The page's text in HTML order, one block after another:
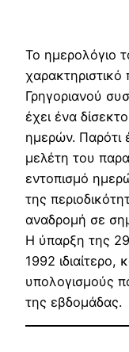
Το ημερολόγιο
χαρακτηριστικό
Γρηγοριανού
έχει ένα
ημερών. Παρότι
μελέτη του
εντοπισμό
της
αναδρομή σε
Η ύπαρξη της
1992
υπολογισμούς
της εβδομάδας.